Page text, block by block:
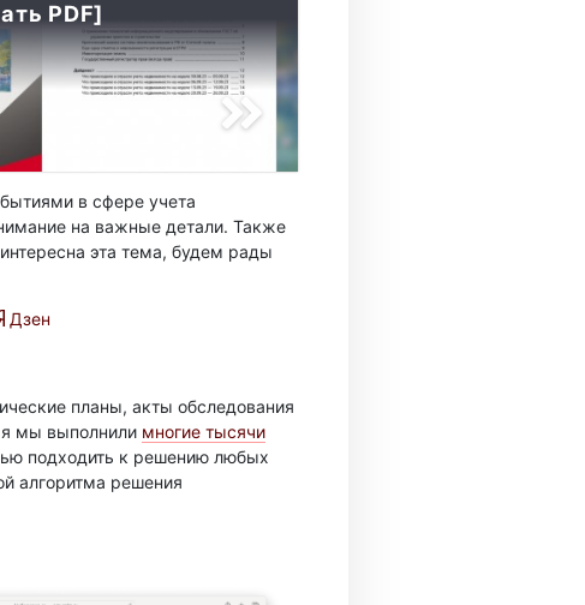
PDF]
в сфере учета
на важные детали. Также
эта тема, будем рады
Дзен
планы, акты обследования
мы выполнили многие тысячи
подходить к решению любых
алгоритма решения